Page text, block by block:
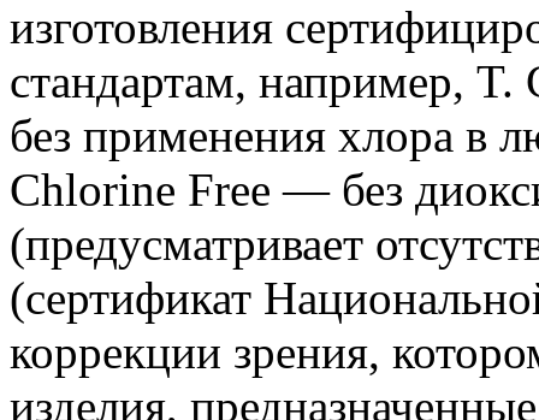
изготовления
стандартам, например,
без применения хлора в
Chlorine Free — без
(предусматривает
(сертификат
коррекции зрения,
изделия,